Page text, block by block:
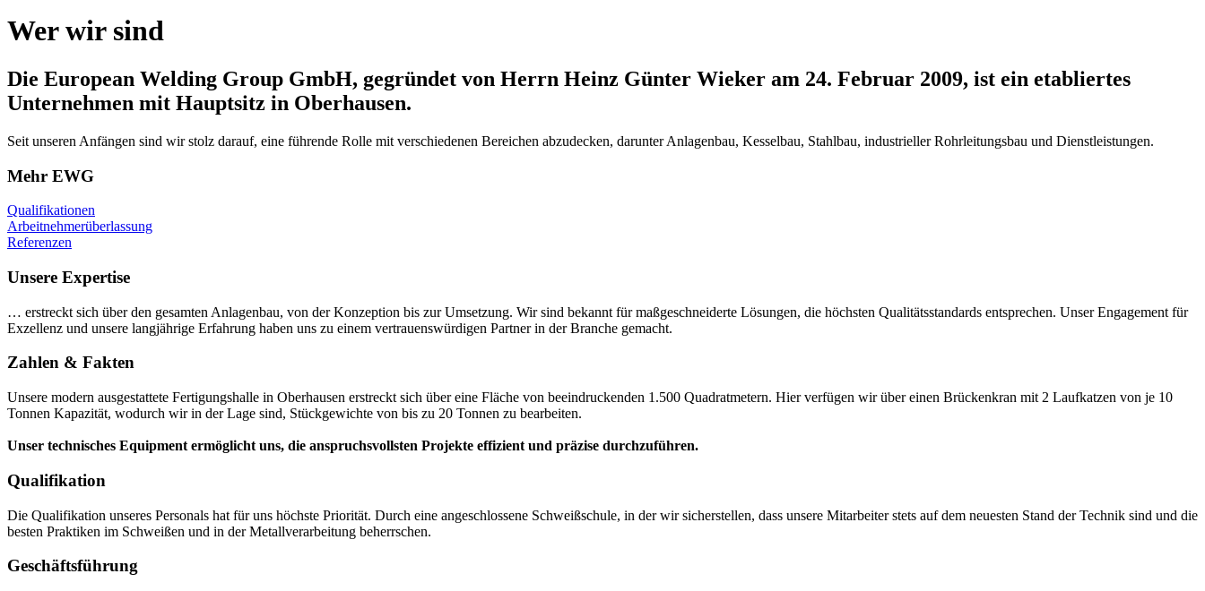
Werwirsind
Die European Welding Group GmbH, gegründet von Herrn Heinz Günter Wieker am 24. Februar 2009, ist ein etabliertes
Unternehmen mit Hauptsitz in Oberhausen.
Seit unseren Anfängen sind wir stolz darauf, eine führende Rolle mit verschiedenen Bereichen abzudecken, darunter Anlagenbau, Kesselbau, Stahlbau, industrieller Rohrleitungsbau und Dienstleistungen.
Mehr EWG
Qualifikationen
Arbeitnehmerüberlassung
Referenzen
Unsere Expertise
… erstreckt sich über den gesamten Anlagenbau, von der Konzeption bis zur Umsetzung. Wir sind bekannt für maßgeschneiderte Lösungen, die höchsten Qualitätsstandards entsprechen. Unser Engagement für
Exzellenz und unsere langjährige Erfahrung haben uns zu einem vertrauenswürdigen Partner in der Branche gemacht.
Zahlen & Fakten
Unsere modern ausgestattete Fertigungshalle in Oberhausen erstreckt sich über eine Fläche von beeindruckenden 1.500 Quadratmetern. Hier verfügen wir über einen Brückenkran mit 2 Laufkatzen von je 10
Tonnen Kapazität, wodurch wir in der Lage sind, Stückgewichte von bis zu 20 Tonnen zu bearbeiten.
Unser technisches Equipment ermöglicht uns, die anspruchsvollsten Projekte effizient und präzise durchzuführen.
Qualifikation
Die Qualifikation unseres Personals hat für uns höchste Priorität. Durch eine angeschlossene Schweißschule, in der wir sicherstellen, dass unsere Mitarbeiter stets auf dem neuesten Stand der Technik sind und die
besten Praktiken im Schweißen und in der Metallverarbeitung beherrschen.
Geschäfts­führung